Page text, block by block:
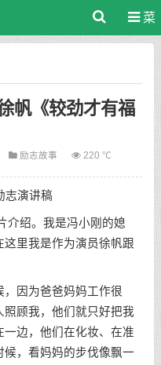
菜
帆《较劲才有福
励志故事 220 ℃
演讲稿
介绍。我是冯小刚的媳
里我是作为演员徐帆跟
因为爸爸妈妈工作很
顾我，他们就只好把我
边，他们在化妆、在准
，看妈妈的步伐像飘一